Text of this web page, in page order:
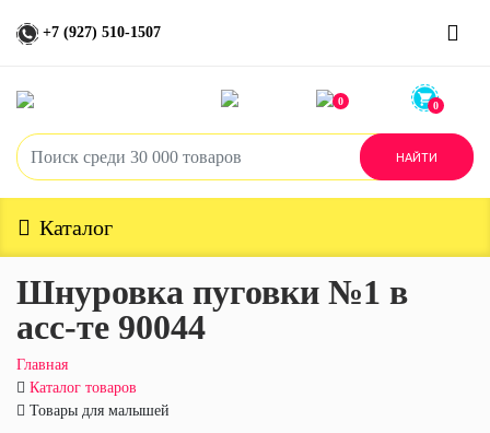
+7 (927) 510-1507
0 0
Каталог
Шнуровка пуговки №1 в
асс-те 90044
Главная
Каталог товаров
Товары для малышей